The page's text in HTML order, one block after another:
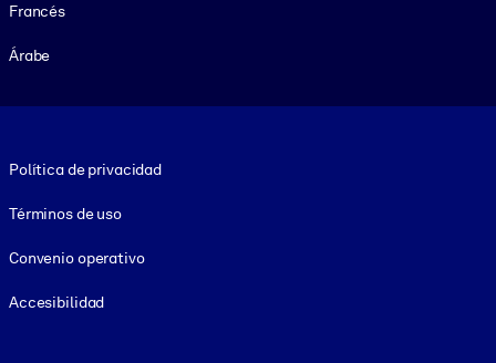
Francés
Árabe
Política de privacidad
Términos de uso
Convenio operativo
Accesibilidad